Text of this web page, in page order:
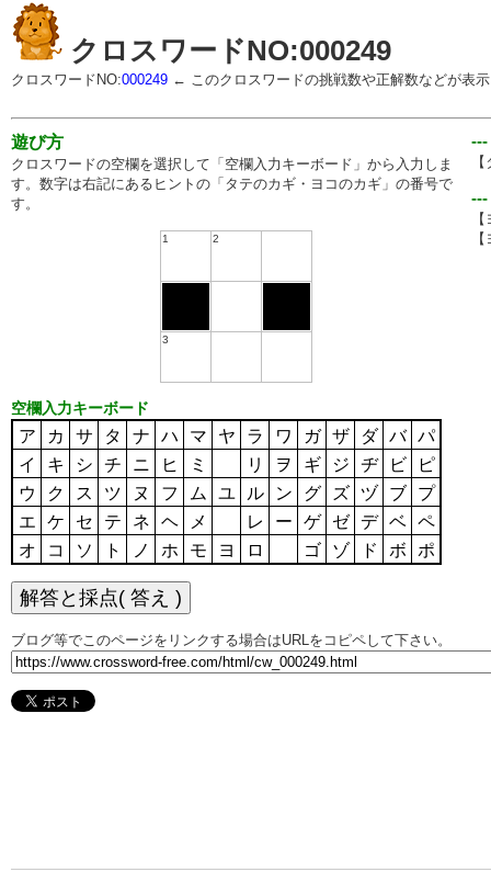
クロスワードNO:000249
クロスワードNO:000249 ← このクロスワードの挑戦数や正解数などが表
遊び方
クロスワードの空欄を選択して「空欄入力キーボード」から入力しま
す。数字は右記にあるヒントの「タテのカギ・ヨコのカギ」の番号で
す。
1 2
3
空欄入力キーボード
ア カ サ タ ナ ハ マ ヤ ラ ワ ガ ザ ダ バ
パ
イ
キ シ チ ニ ヒ ミ リ ヲ ギ ジ ヂ ビ
ピ
ウ
ク ス ツ ヌ フ ム ユ ル ン グ ズ ヅ ブ
プ
エ
ケ セ テ ネ ヘ メ レ ー ゲ ゼ デ ベ
ペ
オ
コ ソ ト ノ ホ モ ヨ ロ ゴ ゾ ド ボ ポ
ブログ等でこのページをリンクする場合はURLをコピペして下さい。
---
---